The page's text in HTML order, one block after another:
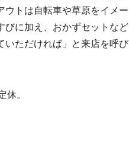
ウトは自転車や草原をイメー
びに加え、おかずセットなど
いただければ」と来店を呼び
。